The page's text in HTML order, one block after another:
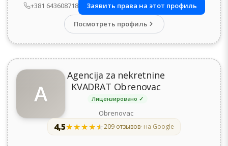
+381 643608718
Заявить права на этот профиль
Посмотреть профиль
A
Agencija za nekretnine
KVADRAT Obrenovac
Лицензировано ✓
Obrenovac
4,5★★★★★
★★★★★209 отзывов· на Google